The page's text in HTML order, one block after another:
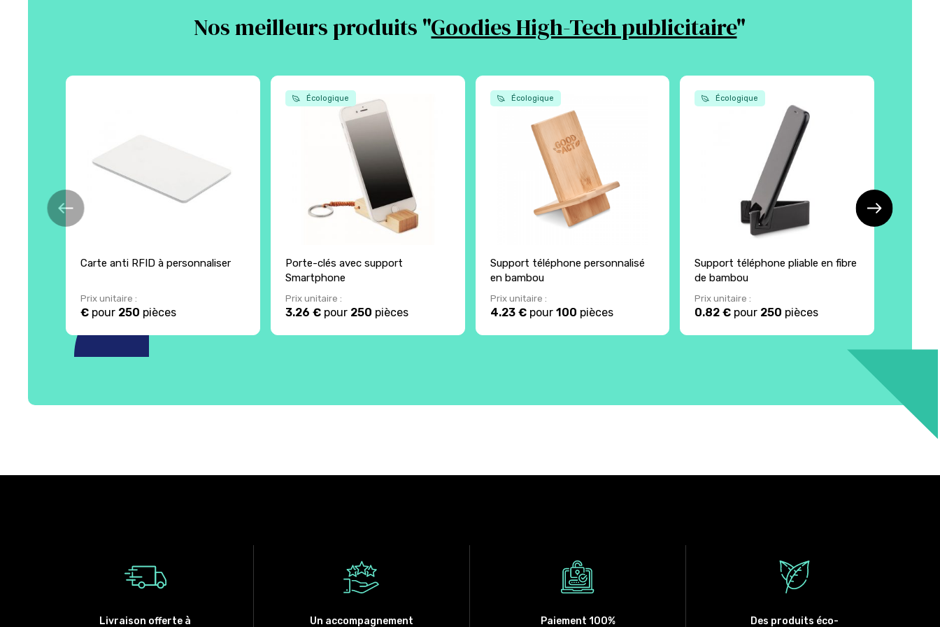
Nos meilleurs produits "Goodies High-Tech publicitaire"
Carte anti RFID à personnaliser
Prix unitaire :
€ pour 250 pièces
Écologique
Porte-clés avec support
Smartphone
Prix unitaire :
3.26 €pour 250 pièces
Écologique
Support téléphone personnalisé
en bambou
Prix unitaire :
4.23 €pour 100 pièces
Écologique
Support téléphone pliable en fibre
de bambou
Prix unitaire :
0.82 € pour 250 pièces
Livraison offerte à
Un accompagnement
Paiement 100%
Des produits éco-